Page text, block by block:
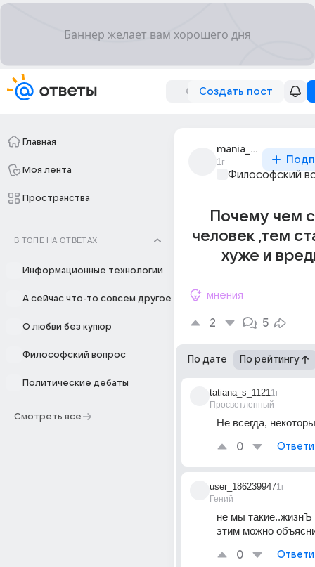
Создать пост
Главная
Моя лента
Пространства
В ТОПЕ НА ОТВЕТАХ
Информационные технологии
А сейчас что-то совсем другое
О любви без купюр
Философский вопрос
Политические дебаты
Смотреть все
mania_shi_2
1г
Философский
Почему чем
человек ,тем
хуже и
мнения
2 5
По дате По рейтингу
tatiana_s_1121
Просветленный
1г
Не всегда,
0
user_186239947
Гений
1г
не мы такие..жизнЪ
этим можно
0